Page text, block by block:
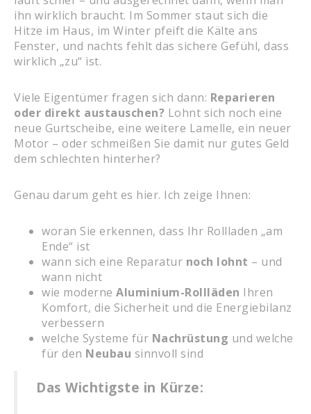
ihn wirklich braucht. Im Sommer staut sich die
Hitze im Haus, im Winter pfeift die Kälte ans
Fenster, und nachts fehlt das sichere Gefühl, dass
wirklich „zu“ ist.
Viele Eigentümer fragen sich dann: Reparieren
oder direkt austauschen? Lohnt sich noch eine
neue Gurtscheibe, eine weitere Lamelle, ein neuer
Motor – oder schmeißen Sie damit nur gutes Geld
dem schlechten hinterher?
Genau darum geht es hier. Ich zeige Ihnen:
woran Sie erkennen, dass Ihr Rollladen „am
Ende“ ist
wann sich eine Reparatur noch lohnt – und
wann nicht
wie moderne Aluminium-Rollläden Ihren
Komfort, die Sicherheit und die Energiebilanz
verbessern
welche Systeme für Nachrüstung und welche
für den Neubau sinnvoll sind
Das Wichtigste in Kürze: